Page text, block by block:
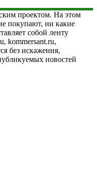
проектом. На этом
покупают, ни какие
собой ленту
kommersant.ru,
без искажения,
новостей